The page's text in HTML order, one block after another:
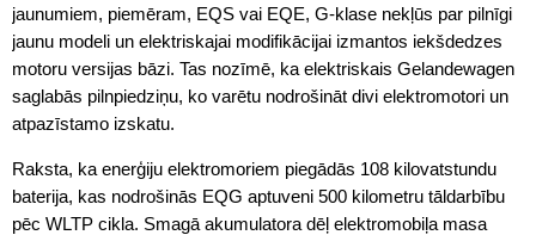
jaunumiem, piemēram, EQS vai EQE, G-klase nekļūs par pilnīgi
jaunu modeli un elektriskajai modifikācijai izmantos iekšdedzes
motoru versijas bāzi. Tas nozīmē, ka elektriskais Gelandewagen
saglabās pilnpiedziņu, ko varētu nodrošināt divi elektromotori un
atpazīstamo izskatu.
Raksta, ka enerģiju elektromoriem piegādās 108 kilovatstundu
baterija, kas nodrošinās EQG aptuveni 500 kilometru tāldarbību
pēc WLTP cikla. Smagā akumulatora dēļ elektromobiļa masa